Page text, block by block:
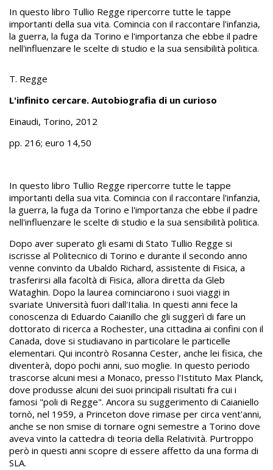
In questo libro Tullio Regge ripercorre tutte le tappe
importanti della sua vita. Comincia con il raccontare l'infanzia,
la guerra, la fuga da Torino e l'importanza che ebbe il padre
nell'influenzare le scelte di studio e la sua sensibilità politica.
T. Regge
L'infinito cercare. Autobiografia di un curioso
Einaudi, Torino, 2012
pp. 216; euro 14,50
In questo libro Tullio Regge ripercorre tutte le tappe
importanti della sua vita. Comincia con il raccontare l'infanzia,
la guerra, la fuga da Torino e l'importanza che ebbe il padre
nell'influenzare le scelte di studio e la sua sensibilità politica.
Dopo aver superato gli esami di Stato Tullio Regge si
iscrisse al Politecnico di Torino e durante il secondo anno
venne convinto da Ubaldo Richard, assistente di Fisica, a
trasferirsi alla facoltà di Fisica, allora diretta da Gleb
Wataghin. Dopo la laurea cominciarono i suoi viaggi in
svariate Università fuori dall'Italia. In questi anni fece la
conoscenza di Eduardo Caianillo che gli suggerì di fare un
dottorato di ricerca a Rochester, una cittadina ai confini con il
Canada, dove si studiavano in particolare le particelle
elementari. Qui incontrò Rosanna Cester, anche lei fisica, che
diventerà, dopo pochi anni, suo moglie. In questo periodo
trascorse alcuni mesi a Monaco, presso l'Istituto Max Planck,
dove produsse alcuni dei suoi principali risultati fra cui i
famosi "poli di Regge". Ancora su suggerimento di Caianiello
tornò, nel 1959, a Princeton dove rimase per circa vent'anni,
anche se non smise di tornare ogni semestre a Torino dove
aveva vinto la cattedra di teoria della Relatività. Purtroppo
però in questi anni scopre di essere affetto da una forma di
SLA.